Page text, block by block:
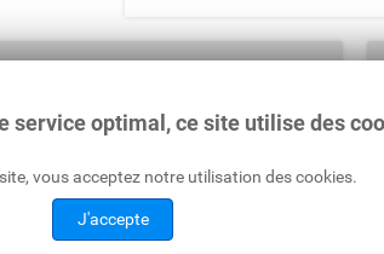
980 930 (coût d'un appel local)
service optimal, ce site utilise des
vous acceptez notre utilisation des cookies.
J'accepte